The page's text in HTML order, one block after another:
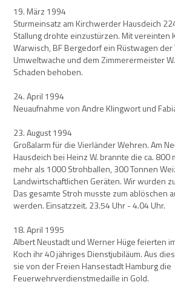
19. März 1994
Sturmeinsatz am Kirchwerder Hausdeich
Stallung drohte einzustürzen. Mit vereinten
Warwisch, BF Bergedorf ein Rüstwagen der
Umweltwache und dem Zimmerermeister
Schaden behoben.
24. April 1994
Neuaufnahme von Andre Klingwort und
23. August 1994
Großalarm für die Vierländer Wehren. Am
Hausdeich bei Heinz W. brannte die ca. 800
mehr als 1000 Strohballen, 300 Tonnen
Landwirtschaftlichen Geräten. Wir wurden
Das gesamte Stroh musste zum ablöschen
werden. Einsatzzeit. 23.54 Uhr - 4.04 Uhr.
18. April 1995
Albert Neustadt und Werner Hüge feierten
Koch ihr 40 jähriges Dienstjubiläum. Aus
sie von der Freien Hansestadt Hamburg die
Feuerwehrverdienstmedaille in Gold.